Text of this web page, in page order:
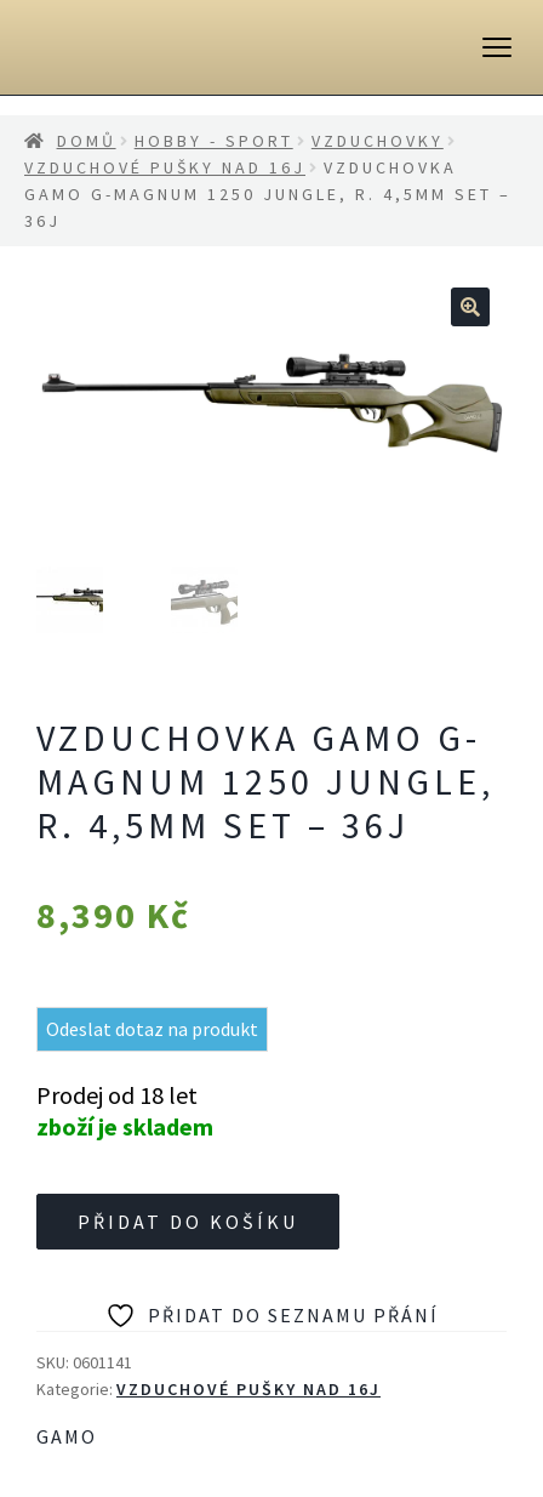
DOMŮ HOBBY - SPORT
VZDUCHOVKY
VZDUCHOVÉ PUŠKY NAD 16J
VZDUCHOVKA
GAMO G-MAGNUM 1250 JUNGLE, R. 4,5MM SET –
36J
VZDUCHOVKA GAMO G-
MAGNUM 1250 JUNGLE,
R. 4,5MM SET – 36J
8,390 Kč
Odeslat dotaz na produkt
Prodej od 18 let
zboží je skladem
Vzduchovka
Gamo
Jungle,
r.
set
PŘIDAT DO KOŠÍKU
PŘIDAT DO SEZNAMU PŘÁNÍ
SKU: 0601141
Kategorie: VZDUCHOVÉ PUŠKY NAD 16J
GAMO